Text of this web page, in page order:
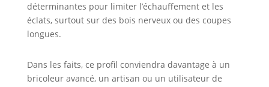
déterminantes pour limiter l’échauffement et les
éclats, surtout sur des bois nerveux ou des coupes
longues.
Dans les faits, ce profil conviendra davantage à un
bricoleur avancé, un artisan ou un utilisateur de